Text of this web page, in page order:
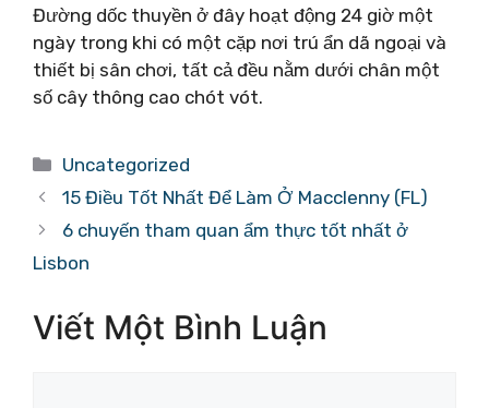
Đường dốc thuyền ở đây hoạt động 24 giờ một
ngày trong khi có một cặp nơi trú ẩn dã ngoại và
thiết bị sân chơi, tất cả đều nằm dưới chân một
số cây thông cao chót vót.
Danh
mục
Uncategorized
15 Điều Tốt Nhất Để Làm Ở Macclenny (FL)
6 chuyến tham quan ẩm thực tốt nhất ở
Lisbon
Viết Một Bình Luận